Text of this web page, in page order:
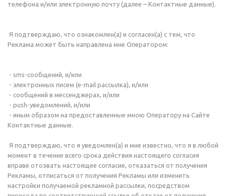
телефона и/или электронную почту (далее – Контактные данные).
Я подтверждаю, что ознакомлен(а) и согласен(а) с тем, что
Реклама может быть направлена мне Оператором:
- sms-сообщений, и/или
- электронных писем (e-mail рассылка), и/или
- сообщений в мессенджерах, и/или
- push-уведомлений, и/или
- иным образом на предоставленные мною Оператору на Сайте
Контактные данные.
Я подтверждаю, что я уведомлен(а) и мне известно, что я в любой
момент в течение всего срока действия настоящего согласия
вправе отозвать настоящее согласие, отказаться от получения
Рекламы, отписаться от получения Рекламы или изменить
настройки получаемой рекламной рассылки, посредством